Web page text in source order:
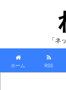
「ネ
ホーム RSS